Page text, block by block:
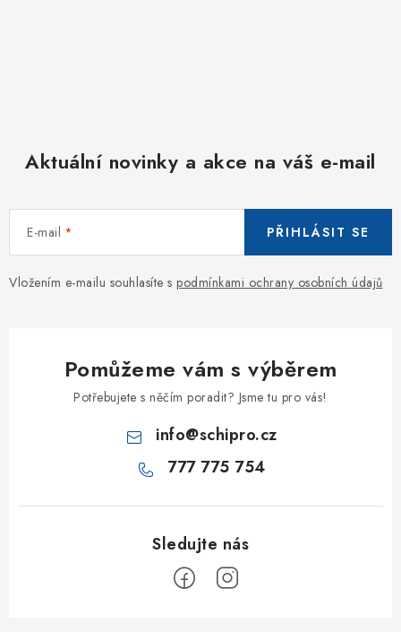
Aktuální novinky a akce na váš e-mail
E-mail
Vložením e-mailu souhlasíte s podmínkami ochrany osobních údajů
PŘIHLÁSIT SE
Pomůžeme vám s výběrem
Potřebujete s něčím poradit? Jsme tu pro vás!
info@schipro.cz
777 775 754